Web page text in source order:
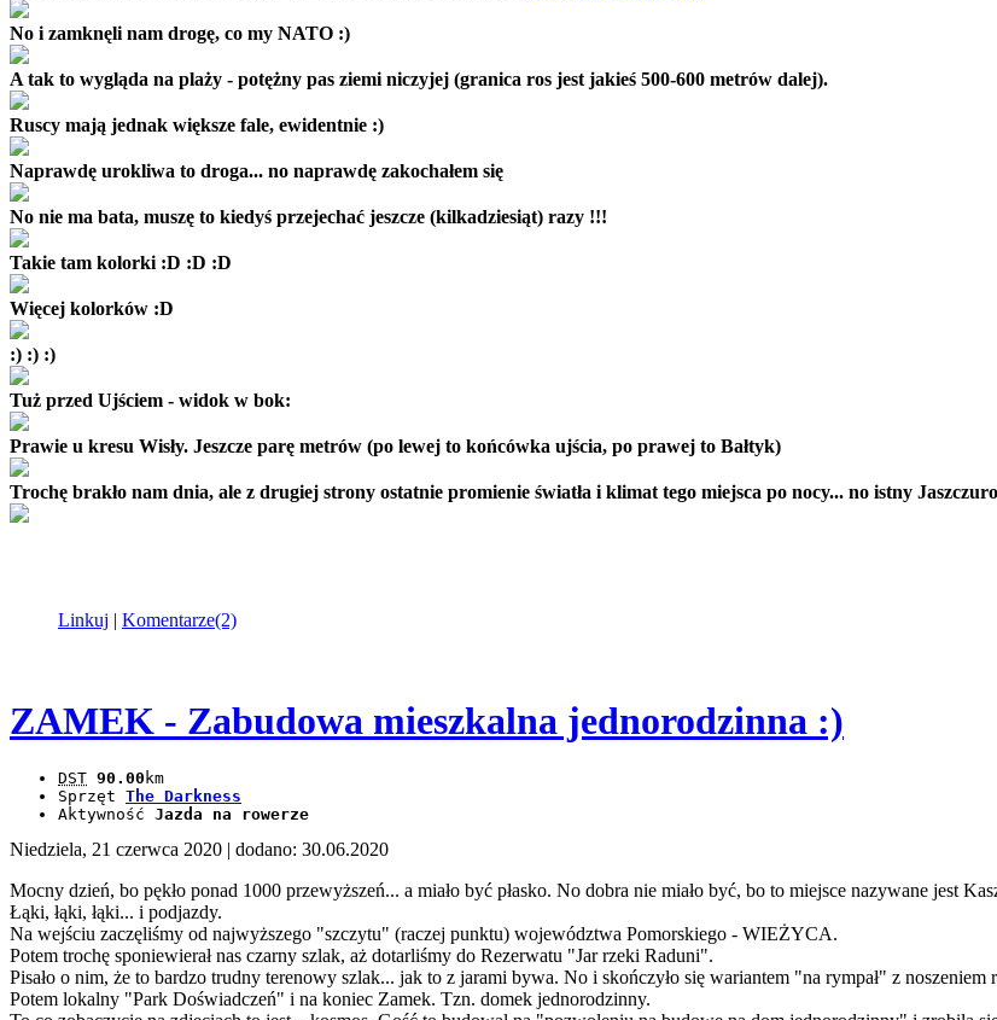
No i zamknęli nam drogę, co my NATO :)
A tak to wygląda na plaży - potężny pas ziemi niczyjej (granica ros jest jakieś 500-600 metrów dalej).
Ruscy mają jednak większe fale, ewidentnie :)
Naprawdę urokliwa to droga... no naprawdę zakochałem się
No nie ma bata, muszę to kiedyś przejechać jeszcze (kilkadziesiąt) razy !!!
Takie tam kolorki :D :D :D
Więcej kolorków :D
:) :) :)
Tuż przed Ujściem - widok w bok:
Prawie u kresu Wisły. Jeszcze parę metrów (po lewej to końcówka ujścia, po prawej to Bałtyk)
Trochę brakło nam dnia, ale z drugiej strony ostatnie promienie światła i klimat tego miejsca po nocy... no istny
Linkuj Komentarze(2)
ZAMEK - Zabudowa mieszkalna jednorodzinna :)
DST 90.00 km
Sprzęt The Darkness
Aktywność Jazda na rowerze
Niedziela, 21 czerwca 2020 | dodano: 30.06.2020
Mocny dzień, bo pękło ponad 1000 przewyższeń... a miało być płasko. No dobra nie miało być, bo to miejsce nazywane jest
Łąki, łąki, łąki... i podjazdy.
Na wejściu zaczęliśmy od najwyższego "szczytu" (raczej punktu) województwa Pomorskiego - WIEŻYCA.
Potem trochę sponiewierał nas czarny szlak, aż dotarliśmy do Rezerwatu "Jar rzeki Raduni".
Pisało o nim, że to bardzo trudny terenowy szlak... jak to z jarami bywa. No i skończyło się wariantem "na rympał" z noszeniem
Potem lokalny "Park Doświadczeń" i na koniec Zamek. Tzn. domek jednorodzinny.